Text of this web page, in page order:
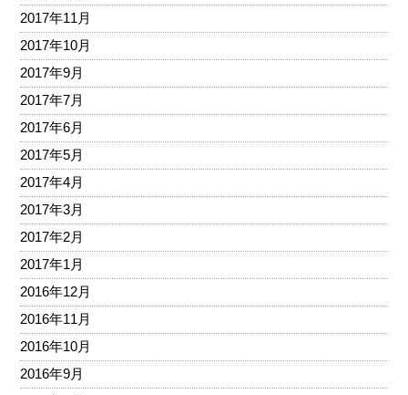
2017年11月
2017年10月
2017年9月
2017年7月
2017年6月
2017年5月
2017年4月
2017年3月
2017年2月
2017年1月
2016年12月
2016年11月
2016年10月
2016年9月